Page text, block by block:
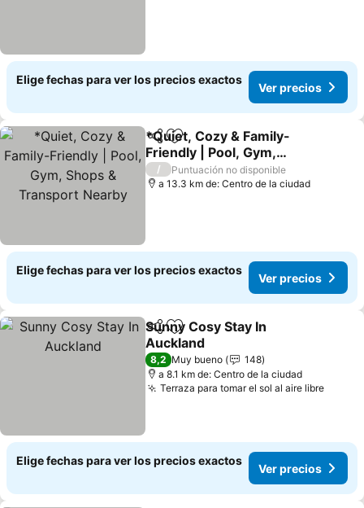
Elige fechas para ver los precios exactos
Ver precios
Compartir
Agregar a favoritos
*Quiet, Cozy & Family-
Friendly | Pool, Gym,
Shops & Transport
Nearby
Ver precios
/
Puntuación no disponible
a 13.3 km de: Centro de la ciudad
Elige fechas para ver los precios exactos
Ver precios
CompartirAgregar a favoritos
Sunny Cosy Stay In
Auckland
Ver precios
8,2 Muy bueno
148
a 8.1 km de: Centro de la ciudad
Terraza para tomar el sol al aire libreVer
Elige fechas para ver los precios exactos
Ver precios